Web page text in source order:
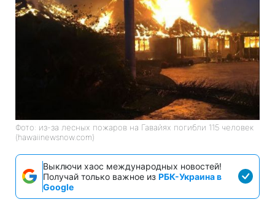
Фото: из-за лесных пожаров на Гавайях погибли 115 человек
(hawaiinewsnow.com)
Выключи хаос международных новостей!
Получай только важное из РБК-Украина в
Google